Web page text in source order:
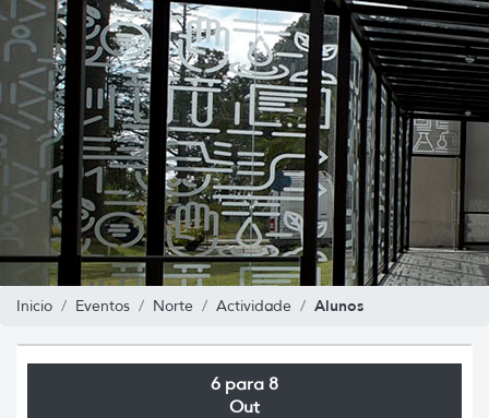
Inicio Eventos Norte Actividade Alunos
6 para 8
Out